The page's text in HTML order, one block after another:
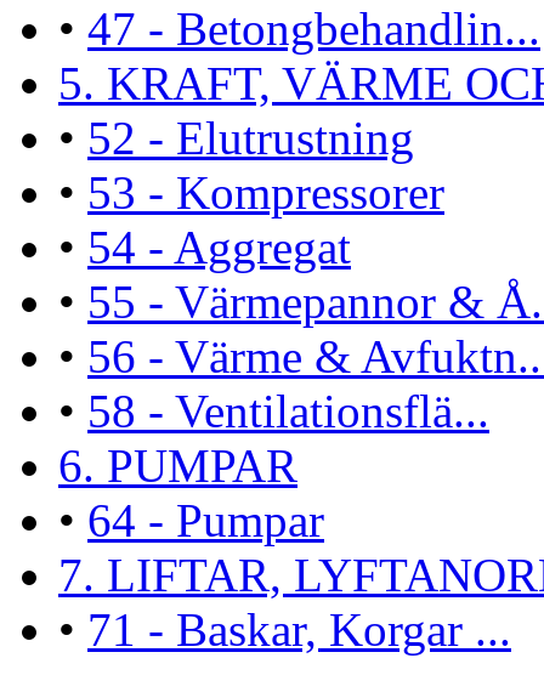
• 47 - Betongbehandlin...
5. KRAFT, VÄRME
• 52 - Elutrustning
• 53 - Kompressorer
• 54 - Aggregat
• 55 - Värmepannor &
• 56 - Värme &
• 58 - Ventilationsflä...
6. PUMPAR
• 64 - Pumpar
7. LIFTAR,
• 71 - Baskar, Korgar ...